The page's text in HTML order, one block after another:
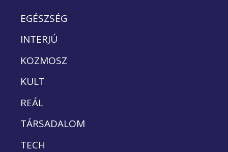
EGÉSZSÉG
INTERJÚ
KOZMOSZ
KULT
REÁL
TÁRSADALOM
TECH